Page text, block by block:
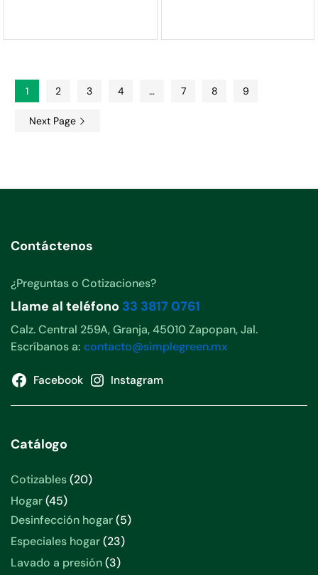
1 2 3 4 … 7 8 9
Next Page
Contáctenos
¿Preguntas o Cotizaciones?
Llame al teléfono 33 3817 0761
Calz. Central 259A, Granja, 45010 Zapopan, Jal.
Escríbanos a: contacto@simplegreen.mx
Facebook Instagram
Catálogo
Cotizables 2020
Hogar 4545
productos
Desinfección hogar 55
Especiales hogar 2323
productos
Lavado a presión 33